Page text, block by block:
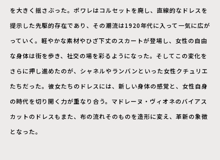
を大きく揺さぶった。ポワレはコルセットを廃し、直線的なドレスを
提示した先駆的存在であり、その潮流は1920年代に入って一気に広が
っていく。軽やかな素材やひざ下丈のスカートが登場し、女性の自由
な身体は街を歩き、社交の場を彩るようになった。そしてこの変化を
さらに押し進めたのが、シャネルやランバンといった女性クチュリエ
たちだった。彼女たちのドレスには、新しい身体の感覚と、女性自身
の時代を切り開く力が重なり合う。マドレーヌ・ヴィオネのバイアス
カットのドレスもまた、布の流れそのものを造形に変え、革新の象徴
となった。